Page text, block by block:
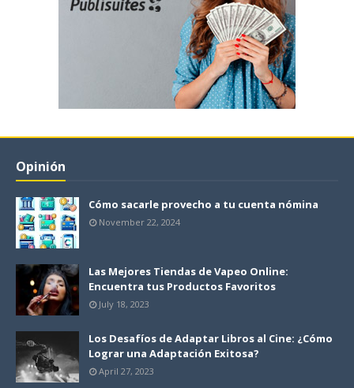
Opinión
Cómo sacarle provecho a tu cuenta nómina
November 22, 2024
Las Mejores Tiendas de Vapeo Online:
Encuentra tus Productos Favoritos
July 18, 2023
Los Desafíos de Adaptar Libros al Cine: ¿Cómo
Lograr una Adaptación Exitosa?
April 27, 2023